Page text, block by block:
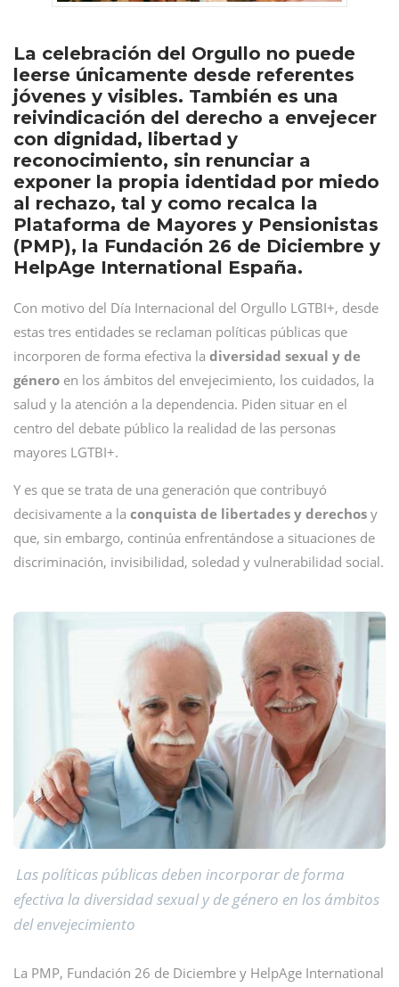
La celebración del Orgullo no puede
leerse únicamente desde referentes
jóvenes y visibles. También es una
reivindicación del derecho a envejecer
con dignidad, libertad y
reconocimiento, sin renunciar a
exponer la propia identidad por miedo
al rechazo, tal y como recalca la
Plataforma de Mayores y Pensionistas
(PMP), la Fundación 26 de Diciembre y
HelpAge International España.
Con motivo del Día Internacional del Orgullo LGTBI+, desde
estas tres entidades se reclaman políticas públicas que
incorporen de forma efectiva la diversidad sexual y de
género en los ámbitos del envejecimiento, los cuidados, la
salud y la atención a la dependencia. Piden situar en el
centro del debate público la realidad de las personas
mayores LGTBI+.
Y es que se trata de una generación que contribuyó
decisivamente a la conquista de libertades y derechos y
que, sin embargo, continúa enfrentándose a situaciones de
discriminación, invisibilidad, soledad y vulnerabilidad social.
Las políticas públicas deben incorporar de forma
efectiva la diversidad sexual y de género en los ámbitos
del envejecimiento
La PMP, Fundación 26 de Diciembre y HelpAge International